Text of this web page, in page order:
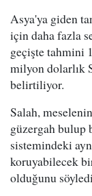
Asya'ya giden
için daha fazla
geçişte tahmini
milyon dolarlık
belirtiliyor.
Salah,
güzergah bulup
sistemindeki
koruyabilecek
olduğunu